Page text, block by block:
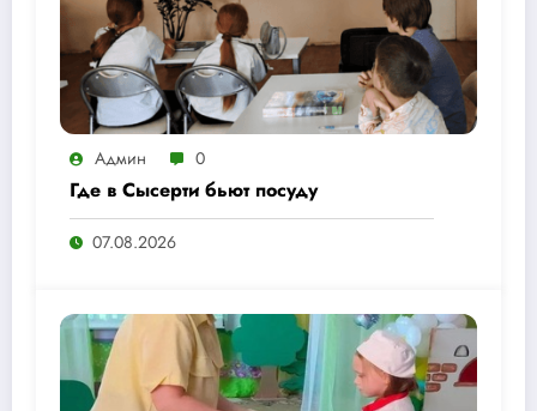
Админ 0
Где в Сысерти бьют посуду
07.08.2026